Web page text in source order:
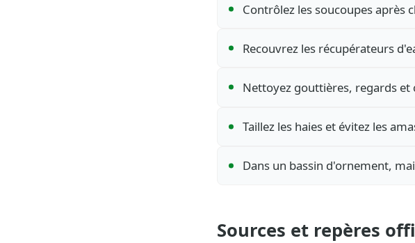
Contrôlez les soucoupes après
Recouvrez les récupérateurs
Nettoyez gouttières, regards
Taillez les haies et évitez les
Dans un bassin d'ornement,
Sources et repères